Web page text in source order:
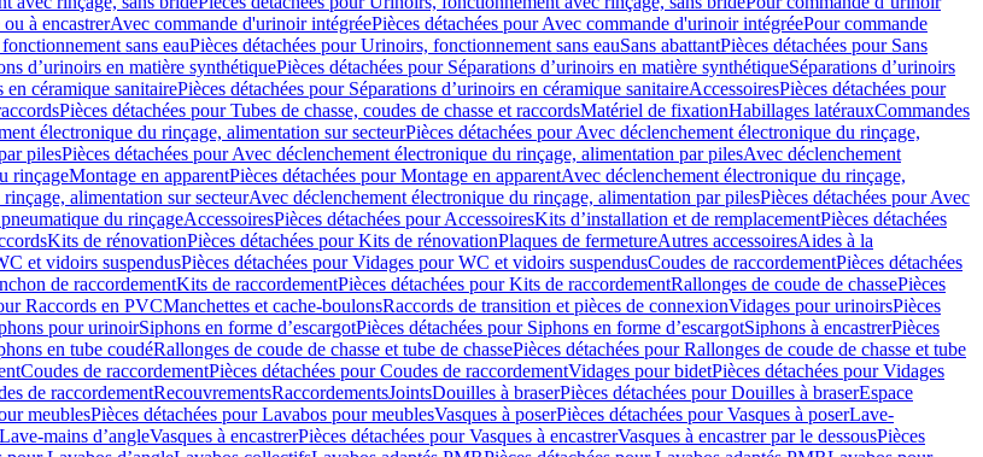
à encastrerAvec commande d'urinoir intégréePièces détachées pour Avec commande d'urinoir intégréePour commande
sans eauPièces détachées pour Urinoirs, fonctionnement sans eauSans abattantPièces détachées pour Sans
d’urinoirs en matière synthétiquePièces détachées pour Séparations d’urinoirs en matière synthétiqueSéparations d’urinoirs
en céramique sanitairePièces détachées pour Séparations d’urinoirs en céramique sanitaireAccessoiresPièces détachées pour
Pièces détachées pour Tubes de chasse, coudes de chasse et raccordsMatériel de fixationHabillages latérauxCommandes
électronique du rinçage, alimentation sur secteurPièces détachées pour Avec déclenchement électronique du rinçage,
pilesPièces détachées pour Avec déclenchement électronique du rinçage, alimentation par pilesAvec déclenchement
rinçageMontage en apparentPièces détachées pour Montage en apparentAvec déclenchement électronique du rinçage,
alimentation sur secteurAvec déclenchement électronique du rinçage, alimentation par pilesPièces détachées pour Avec
du rinçageAccessoiresPièces détachées pour AccessoiresKits d’installation et de remplacementPièces détachées
Kits de rénovationPièces détachées pour Kits de rénovationPlaques de fermetureAutres accessoiresAides à la
et vidoirs suspendusPièces détachées pour Vidages pour WC et vidoirs suspendusCoudes de raccordementPièces détachées
de raccordementKits de raccordementPièces détachées pour Kits de raccordementRallonges de coude de chassePièces
Raccords en PVCManchettes et cache-boulonsRaccords de transition et pièces de connexionVidages pour urinoirsPièces
pour urinoirSiphons en forme d’escargotPièces détachées pour Siphons en forme d’escargotSiphons à encastrerPièces
en tube coudéRallonges de coude de chasse et tube de chassePièces détachées pour Rallonges de coude de chasse et tube
Coudes de raccordementPièces détachées pour Coudes de raccordementVidages pour bidetPièces détachées pour Vidages
de raccordementRecouvrementsRaccordementsJointsDouilles à braserPièces détachées pour Douilles à braserEspace
meublesPièces détachées pour Lavabos pour meublesVasques à poserPièces détachées pour Vasques à poserLave-
mains d’angleVasques à encastrerPièces détachées pour Vasques à encastrerVasques à encastrer par le dessousPièces